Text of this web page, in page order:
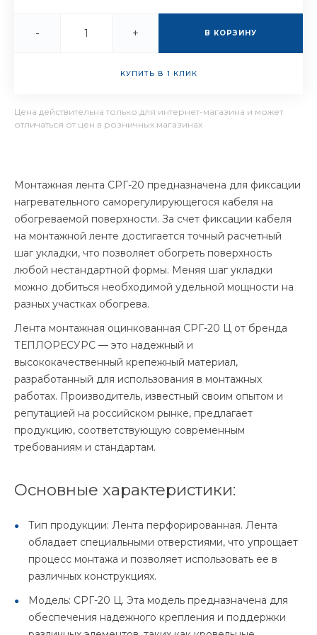
- + В КОРЗИНУ
КУПИТЬ В 1 КЛИК
Цена действительна только для интернет-магазина и может
отличаться от цен в розничных магазинах
Монтажная лента СРГ-20 предназначена для фиксации
нагревательного саморегулирующегося кабеля на
обогреваемой поверхности. За счет фиксации кабеля
на монтажной ленте достигается точный расчетный
шаг укладки, что позволяет обогреть поверхность
любой нестандартной формы. Меняя шаг укладки
можно добиться необходимой удельной мощности на
разных участках обогрева.
Лента монтажная оцинкованная СРГ-20 Ц от бренда
ТЕПЛОРЕСУРС — это надежный и
высококачественный крепежный материал,
разработанный для использования в монтажных
работах. Производитель, известный своим опытом и
репутацией на российском рынке, предлагает
продукцию, соответствующую современным
требованиям и стандартам.
Основные характеристики:
Тип продукции: Лента перфорированная. Лента
обладает специальными отверстиями, что упрощает
процесс монтажа и позволяет использовать ее в
различных конструкциях.
Модель: СРГ-20 Ц. Эта модель предназначена для
обеспечения надежного крепления и поддержки